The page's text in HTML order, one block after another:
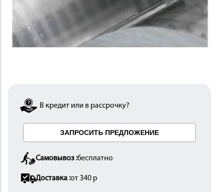
В кредит или в рассрочку?
ЗАПРОСИТЬ ПРЕДЛОЖЕНИЕ
Самовывоз :бесплатно
Доставка :от 340 р